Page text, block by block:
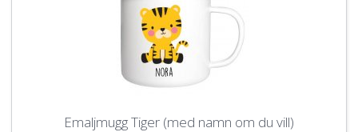
Emaljmugg Tiger (med namn om du vill)